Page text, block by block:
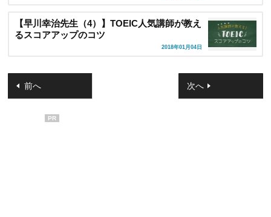
【早川幸治先生（4）】TOEIC人気講師が教え
るスコアアップのコツ
2018年01月04日
前へ 次へ
PR